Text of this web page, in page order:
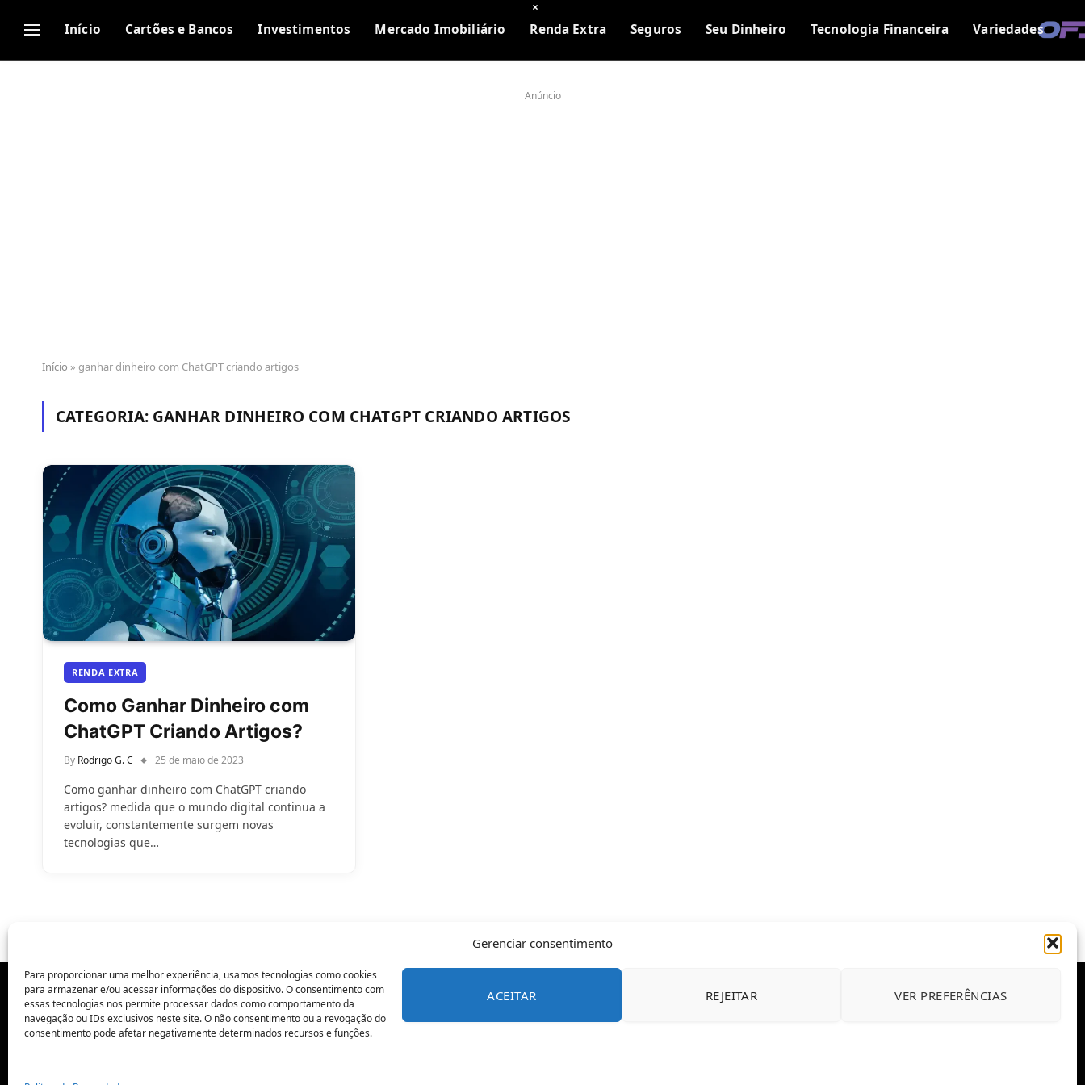
Gerenciar consentimento
Para proporcionar uma melhor experiência, usamos tecnologias como cookies
para armazenar e/ou acessar informações do dispositivo. O consentimento com
essas tecnologias nos permite processar dados como comportamento da
navegação ou IDs exclusivos neste site. O não consentimento ou a revogação do
consentimento pode afetar negativamente determinados recursos e funções.
ACEITAR REJEITAR VER PREFERÊNCIAS
Início Cartões e Bancos Investimentos Mercado Imobiliário Renda Extra Seguros Seu Dinheiro Tecnologia Financeira Variedades
Anúncio
Início » ganhar dinheiro com ChatGPT criando artigos
CATEGORIA: GANHAR DINHEIRO COM CHATGPT CRIANDO ARTIGOS
RENDA EXTRA
Como Ganhar Dinheiro com
ChatGPT Criando Artigos?
By Rodrigo G. C 25 de maio de 2023
Como ganhar dinheiro com ChatGPT criando
artigos? medida que o mundo digital continua a
evoluir, constantemente surgem novas
tecnologias que…
×
POLÍTICA DE PRIVACIDADE CONTATO SOBRE NÓS